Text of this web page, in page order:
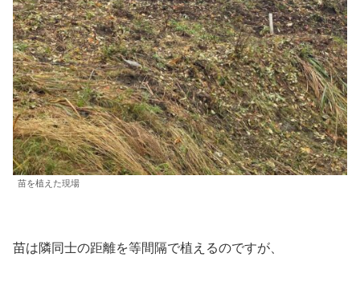
苗を植えた現場
苗は隣同士の距離を等間隔で植えるのですが、